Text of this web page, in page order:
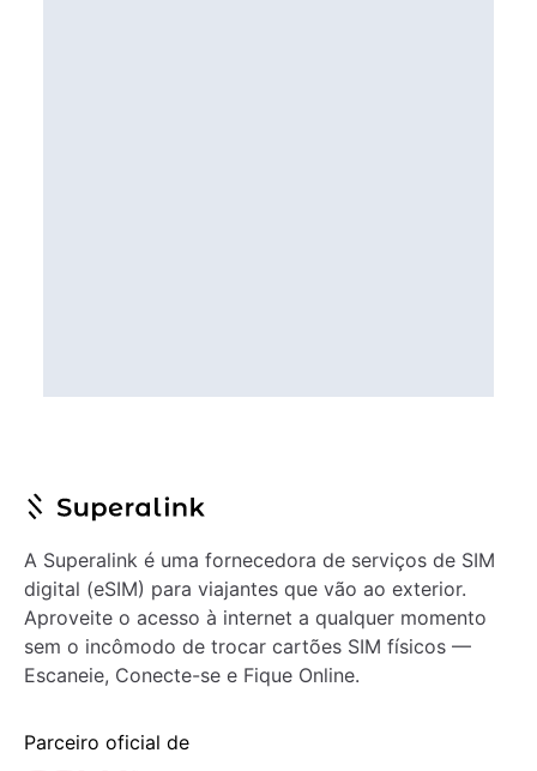
A Superalink é uma fornecedora de serviços de SIM
digital (eSIM) para viajantes que vão ao exterior.
Aproveite o acesso à internet a qualquer momento
sem o incômodo de trocar cartões SIM físicos —
Escaneie, Conecte-se e Fique Online.
Parceiro oficial de